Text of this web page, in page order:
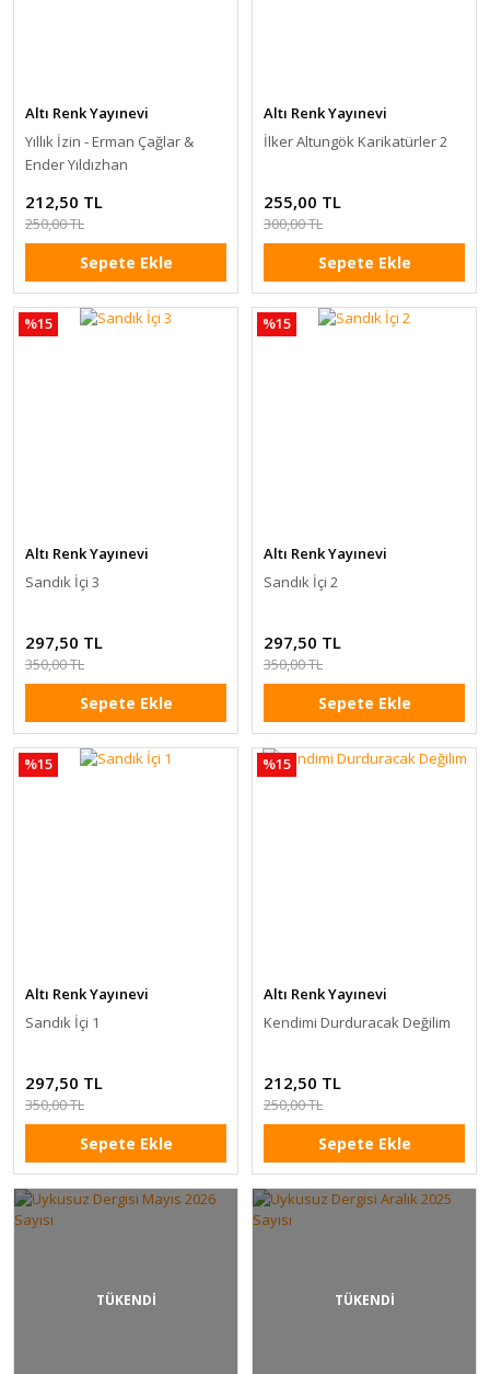
Altı Renk Yayınevi
Yıllık İzin - Erman Çağlar &
Ender Yıldızhan
212,50 TL
250,00 TL
Sepete Ekle
Altı Renk Yayınevi
İlker Altungök Karikatürler 2
255,00 TL
300,00 TL
Sepete Ekle
%15
Altı Renk Yayınevi
Sandık İçi 3
297,50 TL
350,00 TL
Sepete Ekle
%15
Altı Renk Yayınevi
Sandık İçi 2
297,50 TL
350,00 TL
Sepete Ekle
%15
Altı Renk Yayınevi
Sandık İçi 1
297,50 TL
350,00 TL
Sepete Ekle
%15
Altı Renk Yayınevi
Kendimi Durduracak Değilim
212,50 TL
250,00 TL
Sepete Ekle
TÜKENDİ TÜKENDİ